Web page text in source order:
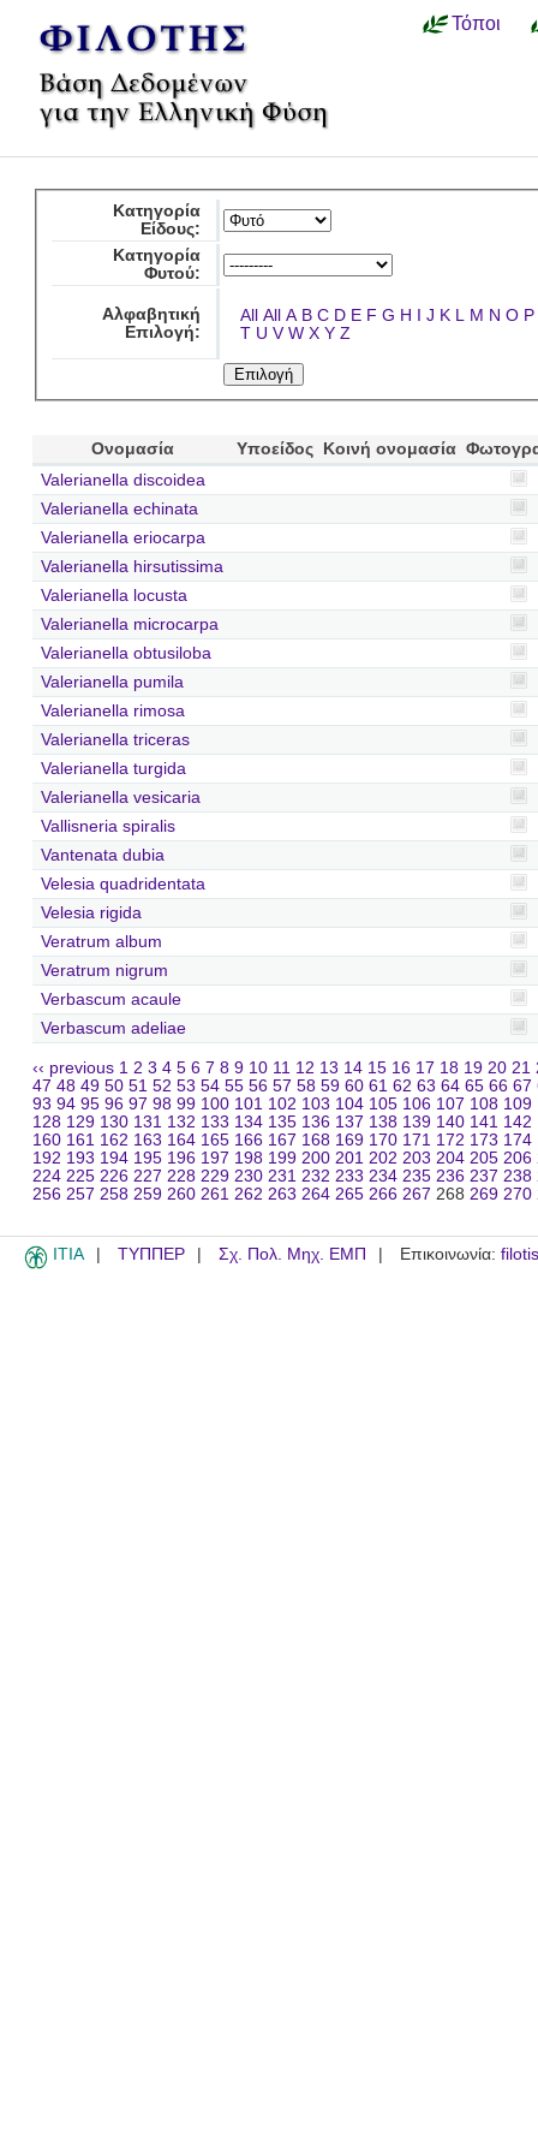
Τόποι
Κατηγορία
Είδους:
Κατηγορία
Φυτού:
Αλφαβητική
Επιλογή:
All All A B C D E F G H I J K L M N O P
T U V W X Y Z
Ονομασία Υποείδος Κοινή ονομασία
Valerianella discoidea
Valerianella echinata
Valerianella eriocarpa
Valerianella hirsutissima
Valerianella locusta
Valerianella microcarpa
Valerianella obtusiloba
Valerianella pumila
Valerianella rimosa
Valerianella triceras
Valerianella turgida
Valerianella vesicaria
Vallisneria spiralis
Vantenata dubia
Velesia quadridentata
Velesia rigida
Veratrum album
Veratrum nigrum
Verbascum acaule
Verbascum adeliae
‹‹ previous 1 2 3 4 5 6 7 8 9 10 11 12 13 14 15 16 17 18 19 20 21
47 48 49 50 51 52 53 54 55 56 57 58 59 60 61 62 63 64 65 66 67
93 94 95 96 97 98 99 100 101 102 103 104 105 106 107 108 109
128 129 130 131 132 133 134 135 136 137 138 139 140 141 142
160 161 162 163 164 165 166 167 168 169 170 171 172 173 174
192 193 194 195 196 197 198 199 200 201 202 203 204 205 206
224 225 226 227 228 229 230 231 232 233 234 235 236 237 238
256 257 258 259 260 261 262 263 264 265 266 267 268 269 270
ITIA ΤΥΠΠΕΡ Σχ. Πολ. Μηχ. ΕΜΠ Επικοινωνία: